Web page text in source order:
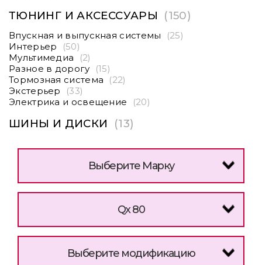
ТЮНИНГ И АКСЕССУАРЫ (150)
Впускная и выпускная системы
(25)
Интерьер
(50)
Мультимедиа
(2)
Разное в дорогу
(15)
Тормозная система
(22)
Экстерьер
(33)
Электрика и освещение
(20)
ШИНЫ И ДИСКИ (13)
Выберите Марку
Qx 80
Выберите модификацию